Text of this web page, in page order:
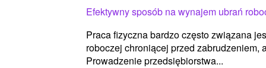
Efektywny sposób na wynajem ubrań
Praca fizyczna bardzo często związana
roboczej chroniącej przed zabrudzeniem,
Prowadzenie przedsiębiorstwa...